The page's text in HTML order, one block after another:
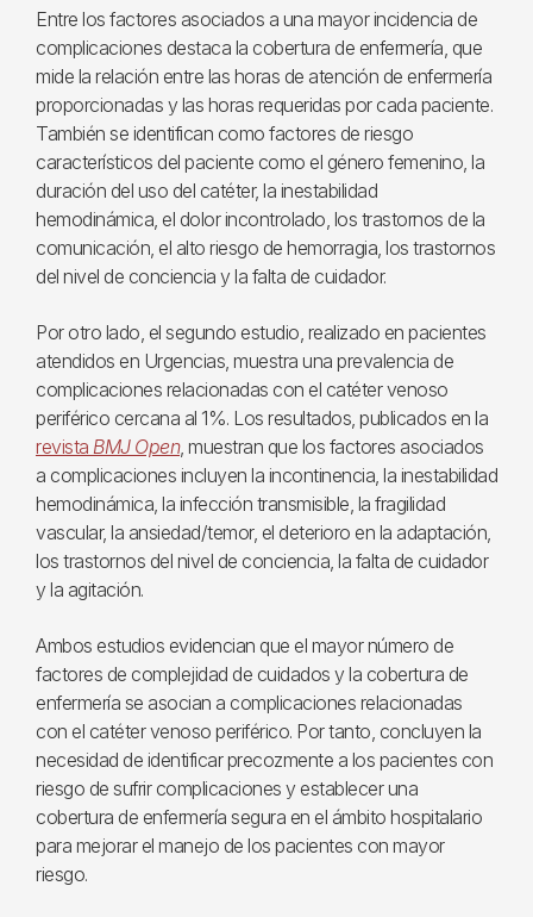
Entre los factores asociados a una mayor incidencia de
complicaciones destaca la cobertura de enfermería, que
mide la relación entre las horas de atención de enfermería
proporcionadas y las horas requeridas por cada paciente.
También se identifican como factores de riesgo
característicos del paciente como el género femenino, la
duración del uso del catéter, la inestabilidad
hemodinámica, el dolor incontrolado, los trastornos de la
comunicación, el alto riesgo de hemorragia, los trastornos
del nivel de conciencia y la falta de cuidador.
Por otro lado, el segundo estudio, realizado en pacientes
atendidos en Urgencias, muestra una prevalencia de
complicaciones relacionadas con el catéter venoso
periférico cercana al 1%. Los resultados, publicados en la
revista BMJ Open, muestran que los factores asociados
a complicaciones incluyen la incontinencia, la inestabilidad
hemodinámica, la infección transmisible, la fragilidad
vascular, la ansiedad/temor, el deterioro en la adaptación,
los trastornos del nivel de conciencia, la falta de cuidador
y la agitación.
Ambos estudios evidencian que el mayor número de
factores de complejidad de cuidados y la cobertura de
enfermería se asocian a complicaciones relacionadas
con el catéter venoso periférico. Por tanto, concluyen la
necesidad de identificar precozmente a los pacientes con
riesgo de sufrir complicaciones y establecer una
cobertura de enfermería segura en el ámbito hospitalario
para mejorar el manejo de los pacientes con mayor
riesgo.